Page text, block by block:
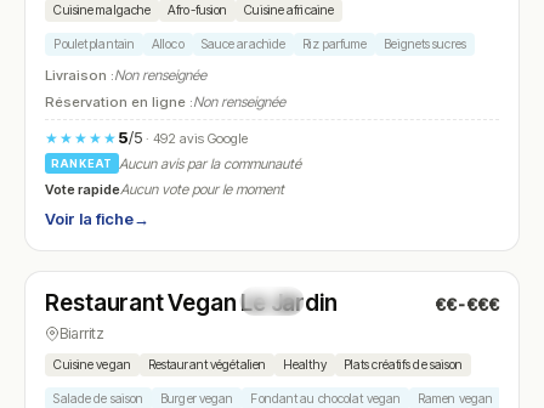
Cuisine malgache Afro-fusion Cuisine africaine
Poulet plantain Alloco Sauce arachide Riz parfume Beignets sucres
Livraison :Non renseignée
Réservation en ligne :Non renseignée
★★★★★ 5/5· 492 avis Google
RANKEAT
Aucun avis par la communauté
Vote rapideAucun vote pour le moment
Voir la fiche→
N° 23
Restaurant Vegan Le Jardin €€-€€€
Biarritz
Cuisine vegan Restaurant végétalien Healthy Plats créatifs de saison
Salade de saison Burger vegan Fondant au chocolat vegan Ramen vegan